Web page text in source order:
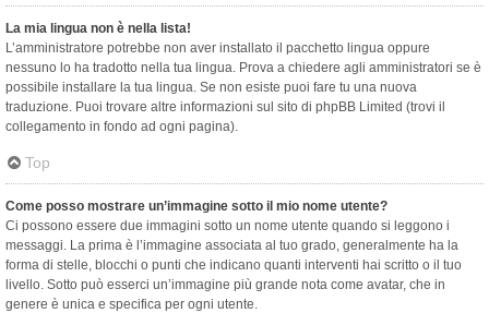
La mia lingua non è nella lista!
L’amministratore potrebbe non aver installato il pacchetto lingua oppure
nessuno lo ha tradotto nella tua lingua. Prova a chiedere agli amministratori se è
possibile installare la tua lingua. Se non esiste puoi fare tu una nuova
traduzione. Puoi trovare altre informazioni sul sito di phpBB Limited (trovi il
collegamento in fondo ad ogni pagina).
Top
Come posso mostrare un’immagine sotto il mio nome utente?
Ci possono essere due immagini sotto un nome utente quando si leggono i
messaggi. La prima è l’immagine associata al tuo grado, generalmente ha la
forma di stelle, blocchi o punti che indicano quanti interventi hai scritto o il tuo
livello. Sotto può esserci un’immagine più grande nota come avatar, che in
genere è unica e specifica per ogni utente.